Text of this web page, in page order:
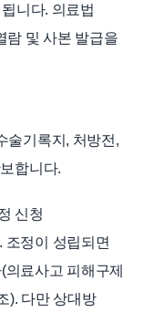
니다. 의료법
람 및 사본 발급을
술기록지, 처방전,
합니다.
신청
조정이 성립되면
료사고 피해구제
). 다만 상대방